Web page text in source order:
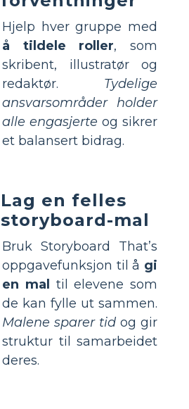
Hjelp hver gruppe med
å tildele roller, som
skribent, illustratør og
redaktør. Tydelige
ansvarsområder holder
alle engasjerte og sikrer
et balansert bidrag.
Lag en felles
storyboard-mal
Bruk Storyboard That’s
oppgavefunksjon til å gi
en mal
til elevene som
de kan fylle ut sammen.
Malene sparer tid og gir
struktur til samarbeidet
deres.